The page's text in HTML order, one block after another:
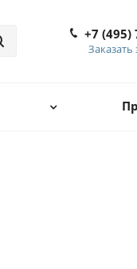
+7 (495)
Заказать